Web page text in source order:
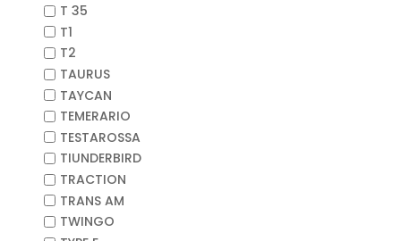
T 35
T1
T2
TAURUS
TAYCAN
TEMERARIO
TESTAROSSA
TIUNDERBIRD
TRACTION
TRANS AM
TWINGO